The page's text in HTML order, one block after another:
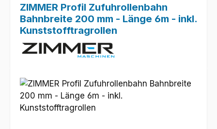
ZIMMER Profil Zufuhrollenbahn
Bahnbreite 200 mm - Länge 6m - inkl.
Kunststofftragrollen
Bildergalerie überspringen